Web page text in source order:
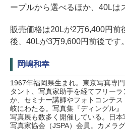
ープルから選べるほか、40Lは
販売価格は20Lが2万6,400円前
後、40Lが3万9,600円前後です。
岡嶋和幸
1967年福岡県生まれ。東京写真専
タント、写真家助手を経てフリー
か、セミナー講師やフォトコンテ
岐にわたる。写真集『ディングル』
写真展も数多く開催している。日
写真家協会（JSPA）会員。カメラ